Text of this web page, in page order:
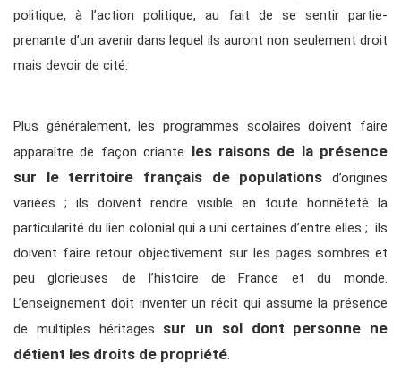
politique, à l’action politique, au fait de se sentir partie-
prenante d’un avenir dans lequel ils auront non seulement droit
mais devoir de cité.
Plus généralement, les programmes scolaires doivent faire
apparaître de façon criante les raisons de la présence
sur le territoire français de populations d’origines
variées ; ils doivent rendre visible en toute honnêteté la
particularité du lien colonial qui a uni certaines d’entre elles ; ils
doivent faire retour objectivement sur les pages sombres et
peu glorieuses de l’histoire de France et du monde.
L’enseignement doit inventer un récit qui assume la présence
de multiples héritages sur un sol dont personne ne
détient les droits de propriété.